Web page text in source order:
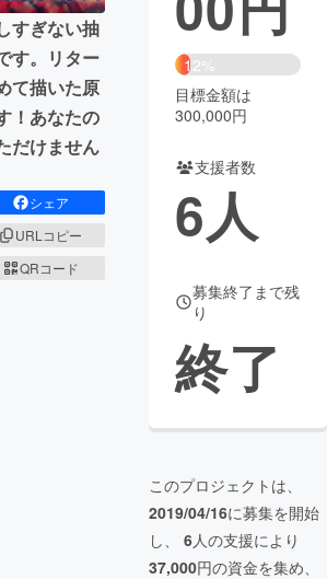
・地域活性化
Social Good
CAMPFIRE Creation
るさと納税
コミュニティ
すぎない抽
す。リター
て描いた原
！あなたの
だけません
シェア
URLコピー
QRコード
12%
目標金額は
300,000円
支援者数
6人
募集終了まで残
り
終了
このプロジェクトは、
2019/04/16に募集を開始
し、 6人の支援により
37,000円の資金を集め、